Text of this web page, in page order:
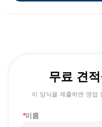
무료 견
이 양식을 제출하면 영업
*이름